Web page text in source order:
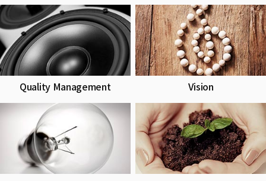
Quality Management Vision